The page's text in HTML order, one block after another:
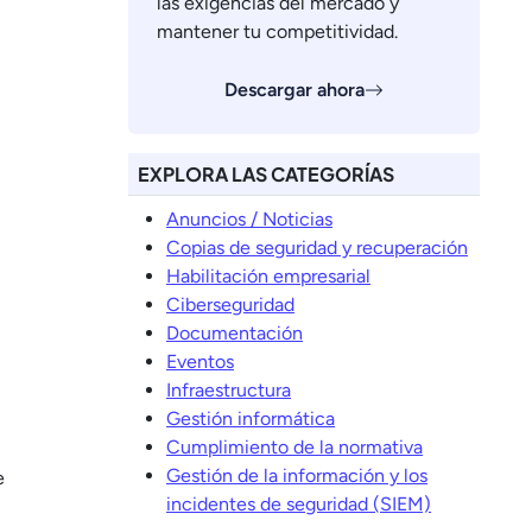
mantener tu competitividad.
Descargar ahora
EXPLORA LAS CATEGORÍAS
Anuncios / Noticias
Copias de seguridad y recuperación
Habilitación empresarial
Ciberseguridad
Documentación
Eventos
Infraestructura
Gestión informática
Cumplimiento de la normativa
Gestión de la información y los
incidentes de seguridad (SIEM)